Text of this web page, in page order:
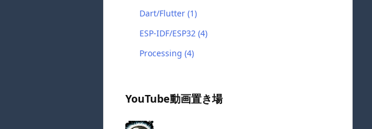
Dart/Flutter(1)
ESP-IDF/ESP32(4)
Processing(4)
YouTube動画置き場